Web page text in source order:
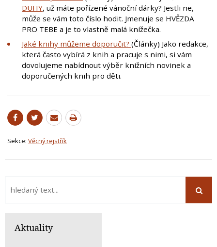
DUHY, už máte pořízené vánoční dárky? Jestli ne,
může se vám toto číslo hodit. Jmenuje se HVĚZDA
PRO TEBE a je to vlastně malá knížečka.
Jaké knihy můžeme doporučit? (Články) Jako redakce,
která často vybírá z knih a pracuje s nimi, si vám
dovolujeme nabídnout výběr knižních novinek a
doporučených knih pro děti.
Sekce: Věcný rejstřík
Aktuality